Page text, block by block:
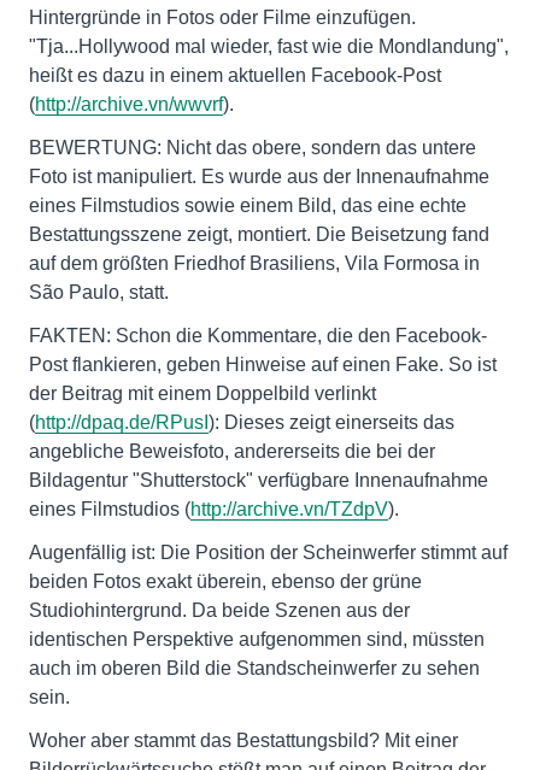
Hintergründe in Fotos oder Filme einzufügen.
"Tja...Hollywood mal wieder, fast wie die Mondlandung",
heißt es dazu in einem aktuellen Facebook-Post
(http://archive.vn/wwvrf).
BEWERTUNG: Nicht das obere, sondern das untere
Foto ist manipuliert. Es wurde aus der Innenaufnahme
eines Filmstudios sowie einem Bild, das eine echte
Bestattungsszene zeigt, montiert. Die Beisetzung fand
auf dem größten Friedhof Brasiliens, Vila Formosa in
São Paulo, statt.
FAKTEN: Schon die Kommentare, die den Facebook-
Post flankieren, geben Hinweise auf einen Fake. So ist
der Beitrag mit einem Doppelbild verlinkt
(http://dpaq.de/RPusI ): Dieses zeigt einerseits das
angebliche Beweisfoto, andererseits die bei der
Bildagentur "Shutterstock" verfügbare Innenaufnahme
eines Filmstudios (http://archive.vn/TZdpV).
Augenfällig ist: Die Position der Scheinwerfer stimmt auf
beiden Fotos exakt überein, ebenso der grüne
Studiohintergrund. Da beide Szenen aus der
identischen Perspektive aufgenommen sind, müssten
auch im oberen Bild die Standscheinwerfer zu sehen
sein.
Woher aber stammt das Bestattungsbild? Mit einer